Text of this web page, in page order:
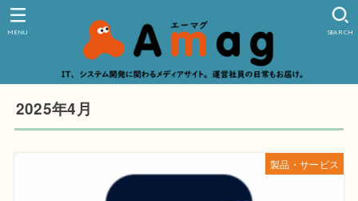
SEARCH
MENU
2025年4月
製品・サービス